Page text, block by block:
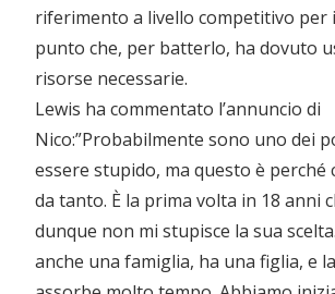
riferimento a livello competitivo per
punto che, per batterlo, ha dovuto
risorse necessarie.
Lewis ha commentato l’annuncio di
Nico:”Probabilmente sono uno dei
essere stupido, ma questo è perché
da tanto. È la prima volta in 18 anni
dunque non mi stupisce la sua
anche una famiglia, ha una figlia, e